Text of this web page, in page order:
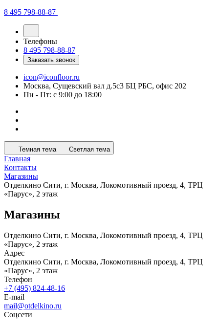
8 495 798-88-87
Телефоны
8 495 798-88-87
Заказать звонок
icon@iconfloor.ru
Москва, Сущевский вал д.5с3 БЦ РБС, офис 202
Пн - Пт: с 9:00 до 18:00
Темная тема Светлая тема
Главная
Контакты
Магазины
Отделкино Сити, г. Москва, Локомотивный проезд, 4, ТРЦ
«Парус», 2 этаж
Магазины
Отделкино Сити, г. Москва, Локомотивный проезд, 4, ТРЦ
«Парус», 2 этаж
Адрес
Отделкино Сити, г. Москва, Локомотивный проезд, 4, ТРЦ
«Парус», 2 этаж
Телефон
+7 (495) 824-48-16
E-mail
mail@otdelkino.ru
Соцсети